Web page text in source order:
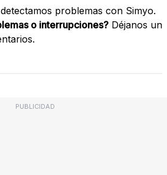
problemas con Simyo.
o interrupciones? Déjanos un
PUBLICIDAD